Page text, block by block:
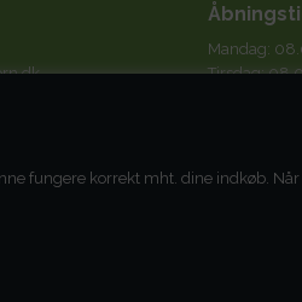
fungere korrekt mht. dine indkøb.
Mandag:
Tirsdag: